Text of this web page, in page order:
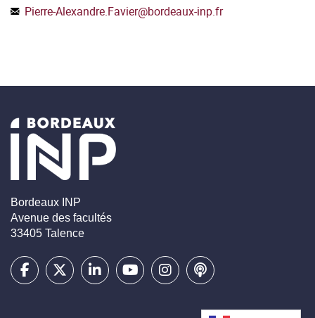
Pierre-Alexandre.Favier@bordeaux-inp.fr
Bordeaux INP
Avenue des facultés
33405 Talence